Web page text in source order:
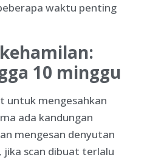
waktu penting
10 minggu
untuk mengesahkan
ada kandungan
mengesan denyutan
scan dibuat terlalu